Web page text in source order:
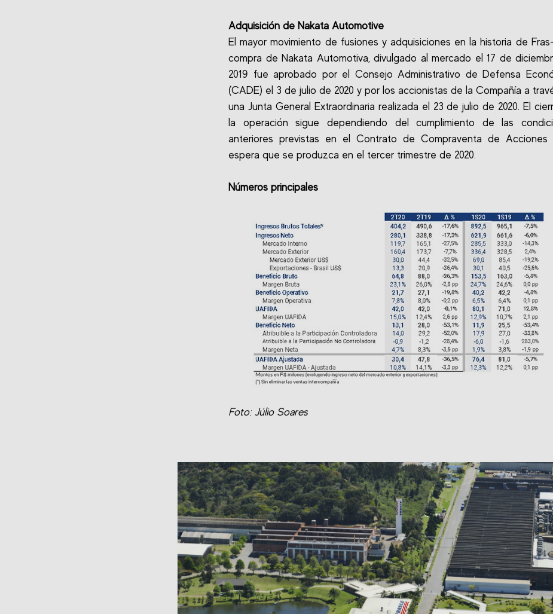
Adquisición de Nakata Automotive
El mayor movimiento de fusiones y adquisiciones en la historia de
compra de Nakata Automotiva, divulgado al mercado el 17 de
2019 fue aprobado por el Consejo Administrativo de Defensa
(CADE) el 3 de julio de 2020 y por los accionistas de la Compañía a
una Junta General Extraordinaria realizada el 23 de julio de 2020. El
la operación sigue dependiendo del cumplimiento de las
anteriores previstas en el Contrato de Compraventa de
espera que se produzca en el tercer trimestre de 2020.
Números principales
Foto: Júlio Soares